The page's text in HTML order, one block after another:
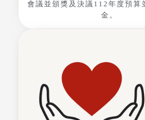
會議並頒獎及決議112年度預算
金。